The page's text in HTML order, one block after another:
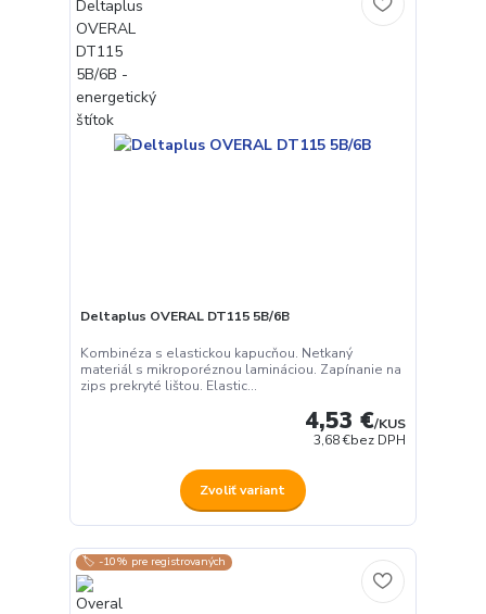
Deltaplus OVERAL DT115 5B/6B
Kombinéza s elastickou kapucňou. Netkaný
materiál s mikroporéznou lamináciou. Zapínanie na
zips prekryté lištou. Elastic...
4,53 €/KUS
3,68 €bez DPH
Zvoliť variant
🏷️ -10% pre registrovaných